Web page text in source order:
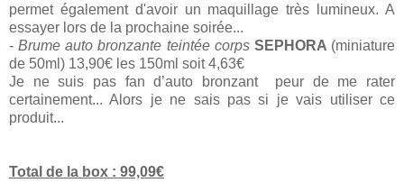
permet également d'avoir un maquillage très lumineux. A
essayer lors de la prochaine soirée...
-Brume auto bronzante teintée corps SEPHORA (miniature
de 50ml) 13,90€ les 150ml soit 4,63€
Je ne suis pas fan d’auto bronzant peur de me rater
certainement... Alors je ne sais pas si je vais utiliser ce
produit...
Total de la box : 99,09€